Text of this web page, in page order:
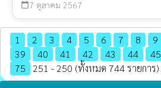
calendar_today 7 ตุลาคม 2567
1 2 3 4 5 6 7 8 9
39
40 41 42 43 44 45
75
251 - 250 (ทั้งหมด 744 รายการ)